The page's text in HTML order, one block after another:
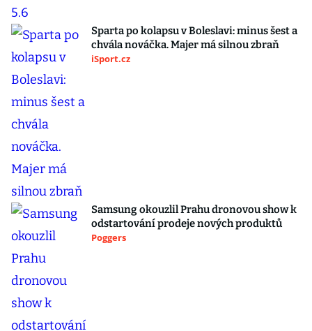
Sparta po kolapsu v Boleslavi: minus šest a
chvála nováčka. Majer má silnou zbraň
iSport.cz
Samsung okouzlil Prahu dronovou show k
odstartování prodeje nových produktů
Poggers